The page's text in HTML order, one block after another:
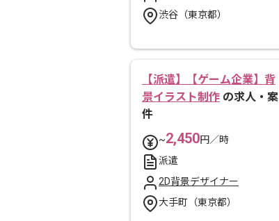
渋谷（東京都）
【派遣】【ゲーム企業】背
景イラスト制作 の求人・案
件
~2,450円／時
派遣
2D背景デザイナー
大手町（東京都）